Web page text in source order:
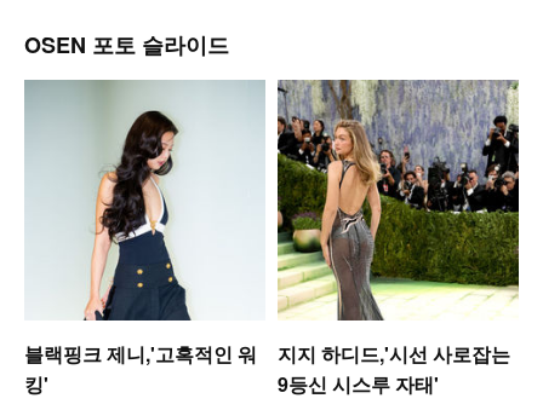
OSEN 포토 슬라이드
블랙핑크 제니,'고혹적인 워
킹'
지지 하디드,'시선 사로잡는
9등신 시스루 자태'